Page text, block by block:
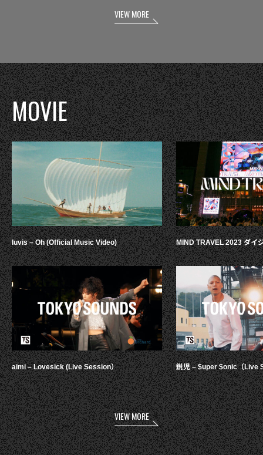
VIEW MORE
MOVIE
luvis – Oh (Official Music Video)
aimi – Lovesick (Live Session）
MIND TRAVEL 2023 ダイ
鋭児 – $uper $onic（Live
VIEW MORE